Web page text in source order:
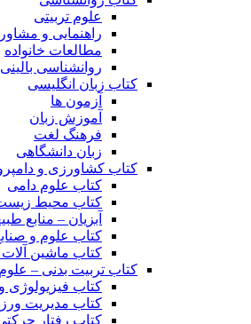
علوم تربیتی
راهنمایی و
مطالعات خانواده
روانشناسی بالینی
کتاب زبان انگلیسی
آزمون ها
آموزش زبان
فرهنگ لغت
زبان دانشگاهی
کتاب کشاورزی و
کتاب علوم دامی
کتاب محیط
آبزیان – منابع
کتاب علوم و
کتاب ماشین
کتاب تربیت بدنی –
کتاب
کتاب مدیریت
کتاب رفتار